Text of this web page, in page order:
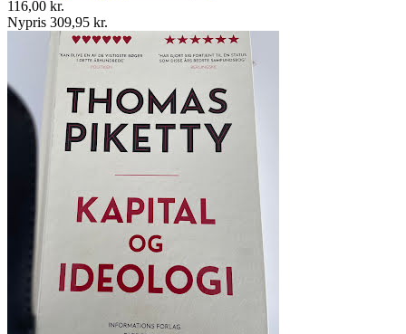
116,00 kr.
Nypris 309,95 kr.